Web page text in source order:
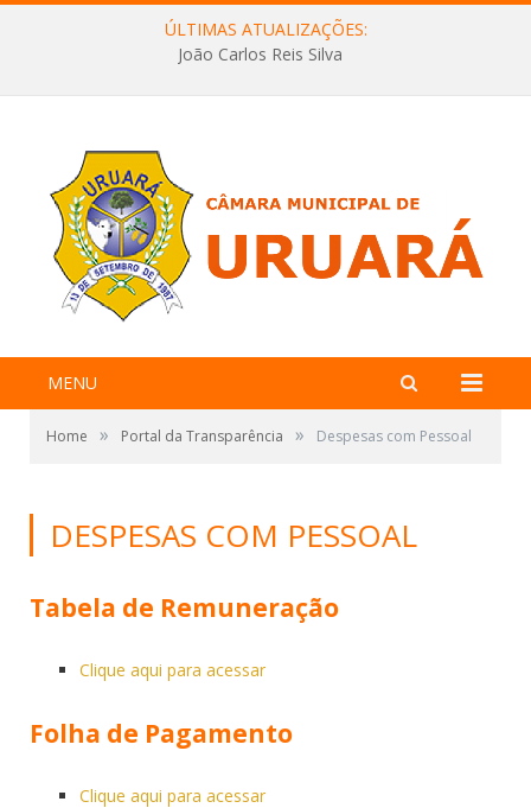
ÚLTIMAS ATUALIZAÇÕES:
João Carlos Reis Silva
MENU
Home » Portal da Transparência » Despesas com Pessoal
DESPESAS COM PESSOAL
Tabela de Remuneração
Clique aqui para acessar
Folha de Pagamento
Clique aqui para acessar